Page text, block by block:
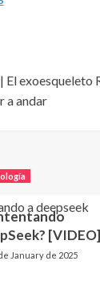
exoesqueleto
a andar
[VIDEO]
January de 2025